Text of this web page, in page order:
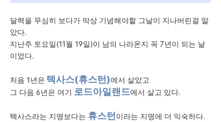
달력을 무심히 보다가 막상 기념해야할 그날이 지나버린걸 알
았다.
지난주 토요일(11월 19일)이 남의 나라온지 꼭 7년이 되는 날
이었다.
처음 1년은 텍사스(휴스턴)에서 살았고
그 다음 6년은 여기 로드아일랜드에서 살고 있다.
텍사스라는 지명보다는 휴스턴이라는 지명에 더 익숙하다.